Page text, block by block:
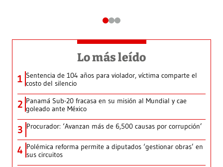
Lo más leído
1 Sentencia de 104 años para violador, víctima comparte el
costo del silencio
2 Panamá Sub-20 fracasa en su misión al Mundial y cae
goleado ante México
3 Procurador: ‘Avanzan más de 6,500 causas por corrupción’
4 Polémica reforma permite a diputados ‘gestionar obras’ en
sus circuitos